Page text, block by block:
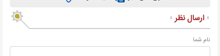
ارسال نظر
نام شما